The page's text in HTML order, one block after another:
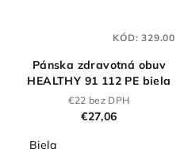
Pánska zdravotná obuv
HEALTHY 91 112 PE biela
€22 bez DPH
€27,06
Biela
KÓD:329.00